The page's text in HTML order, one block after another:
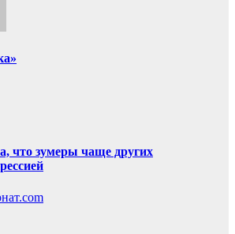
что зумеры чаще других